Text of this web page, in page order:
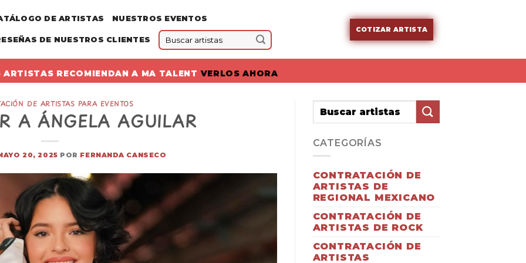
DE ARTISTAS NUESTROS EVENTOS
DE NUESTROS CLIENTES
COTIZAR ARTISTA
ARTISTAS RECOMIENDAN A MA TALENT VERLOS AHORA
DE ARTISTAS PARA EVENTOS
A ÁNGELA AGUILAR
20, 2025 POR FERNANDA CANSECO
CATEGORÍAS
CONTRATACIÓN DE
ARTISTAS DE
REGIONAL MEXICANO
CONTRATACIÓN DE
ARTISTAS DE ROCK
CONTRATACIÓN DE
ARTISTAS